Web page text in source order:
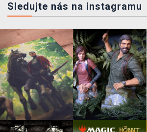
Sledujte nás na instagramu